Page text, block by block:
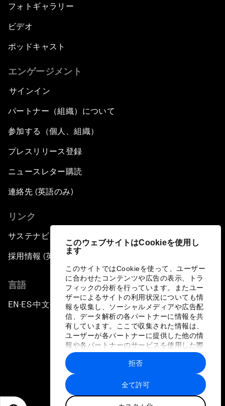
このウェブサイトはCookieを使用し
ます
このサイトではCookieを使って、ユーザー
に合わせたコンテンツや広告の表示、トラ
フィックの分析を行っています。またユー
ザーによるサイトの利用状況についても情
報を収集し、ソーシャルメディアや広告配
信、データ解析の各パートナーに情報を共
有しています。ここで収集された情報は、
ユーザーが各パートナーに提供した他の情
報や各パートナーのサービスを使用した際
に収集された情報と組み合わされ、各パー
トナーによって使用されることがありま
す。
全て許可
拒否
フォトギャラリー
ビデオ
ポッドキャスト
エンゲージメント
サインイン
パートナー（組織）について
参加する（個人、組織）
プレスリリース登録
ニュースレター購読
連絡先 (英語のみ)
リンク
サステナビリティへの取り組み
採用情報 (英語のみ)
言語
EN ▪ES▪中文▪ 日本語
プライバシーポリシーと利用規約
サイトマップ